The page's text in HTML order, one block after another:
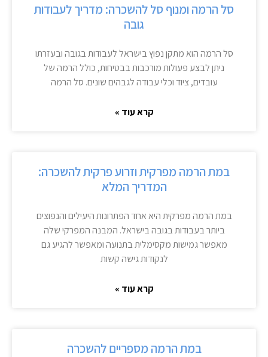
סל הרמה ומנוף סל להשכרה: מדריך לעבודות
גובה
סל הרמה הוא מתקן נפוץ בישראל לעבודות בגובה ובעזרתו
ניתן לבצע פעולות מורכבות בבטיחות, כולל הרמה של
עובדים, ציוד וכלי עבודה לגבהים שונים. סל הרמה
קרא עוד »
במת הרמה מפרקית וזרוע פרקית להשכרה:
המדריך המלא
במת הרמה מפרקית היא אחד הפתרונות היעילים והנפוצים
ביותר בעבודות בגובה בישראל. המבנה המפרקי שלה
מאפשר גמישות מקסימלית בתנועה ומאפשר להגיע גם
לנקודות גישה קשות
קרא עוד »
במת הרמה מספריים להשכרה